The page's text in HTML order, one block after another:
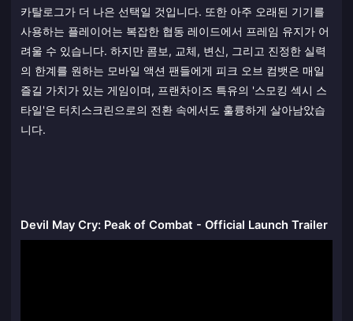
카탈로그가 더 나은 선택일 것입니다. 또한 아주 오래된 기기를
사용하는 플레이어는 복잡한 협동 레이드에서 프레임 유지가 어
려울 수 있습니다. 하지만 콤보, 교체, 변신, 그리고 진정한 실력
의 한계를 원하는 모바일 액션 팬들에게 피크 오브 컴뱃은 매일
즐길 가치가 있는 게임이며, 프랜차이즈 특유의 '스모킹 섹시 스
타일'은 터치스크린으로의 전환 속에서도 훌륭하게 살아남았습
니다.
Devil May Cry: Peak of Combat - Official Launch Trailer